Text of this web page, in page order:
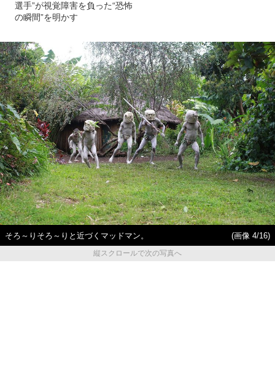
選手”が視覚障害を負った“恐怖
の瞬間”を明かす
そろ～りそろ～りと近づくマッドマン。
(画像 4/16)
縦スクロールで次の写真へ